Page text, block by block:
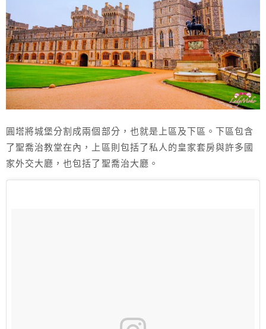
圓塔將城堡分割成兩個部分，也就是上區及下區。下區包含
了聖喬治教堂在內，上區則包括了私人的皇家套房與許多國
家外交大廳，也包括了聖喬治大廳。